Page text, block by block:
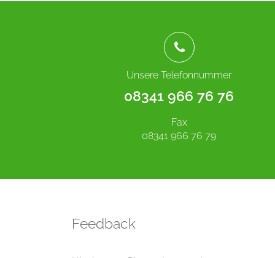
Unsere Telefonnummer
08341 966 76 76
Fax
08341 966 76 79
Feedback